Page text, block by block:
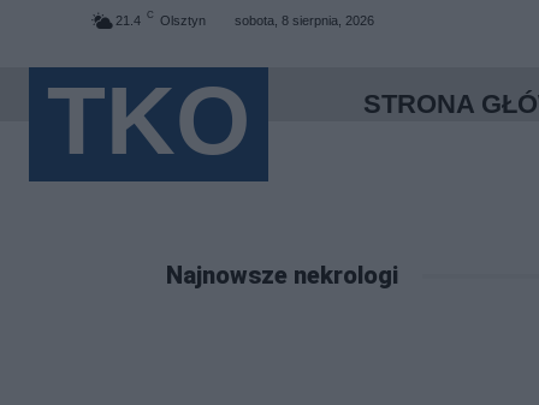
21.4 C Olsztyn sobota, 8 sierpnia, 2026
TKO STRONA
Najnowsze nekrologi